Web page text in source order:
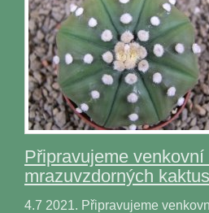
Připravujeme venkovní
mrazuvzdorných
4.7 2021. Připravujeme